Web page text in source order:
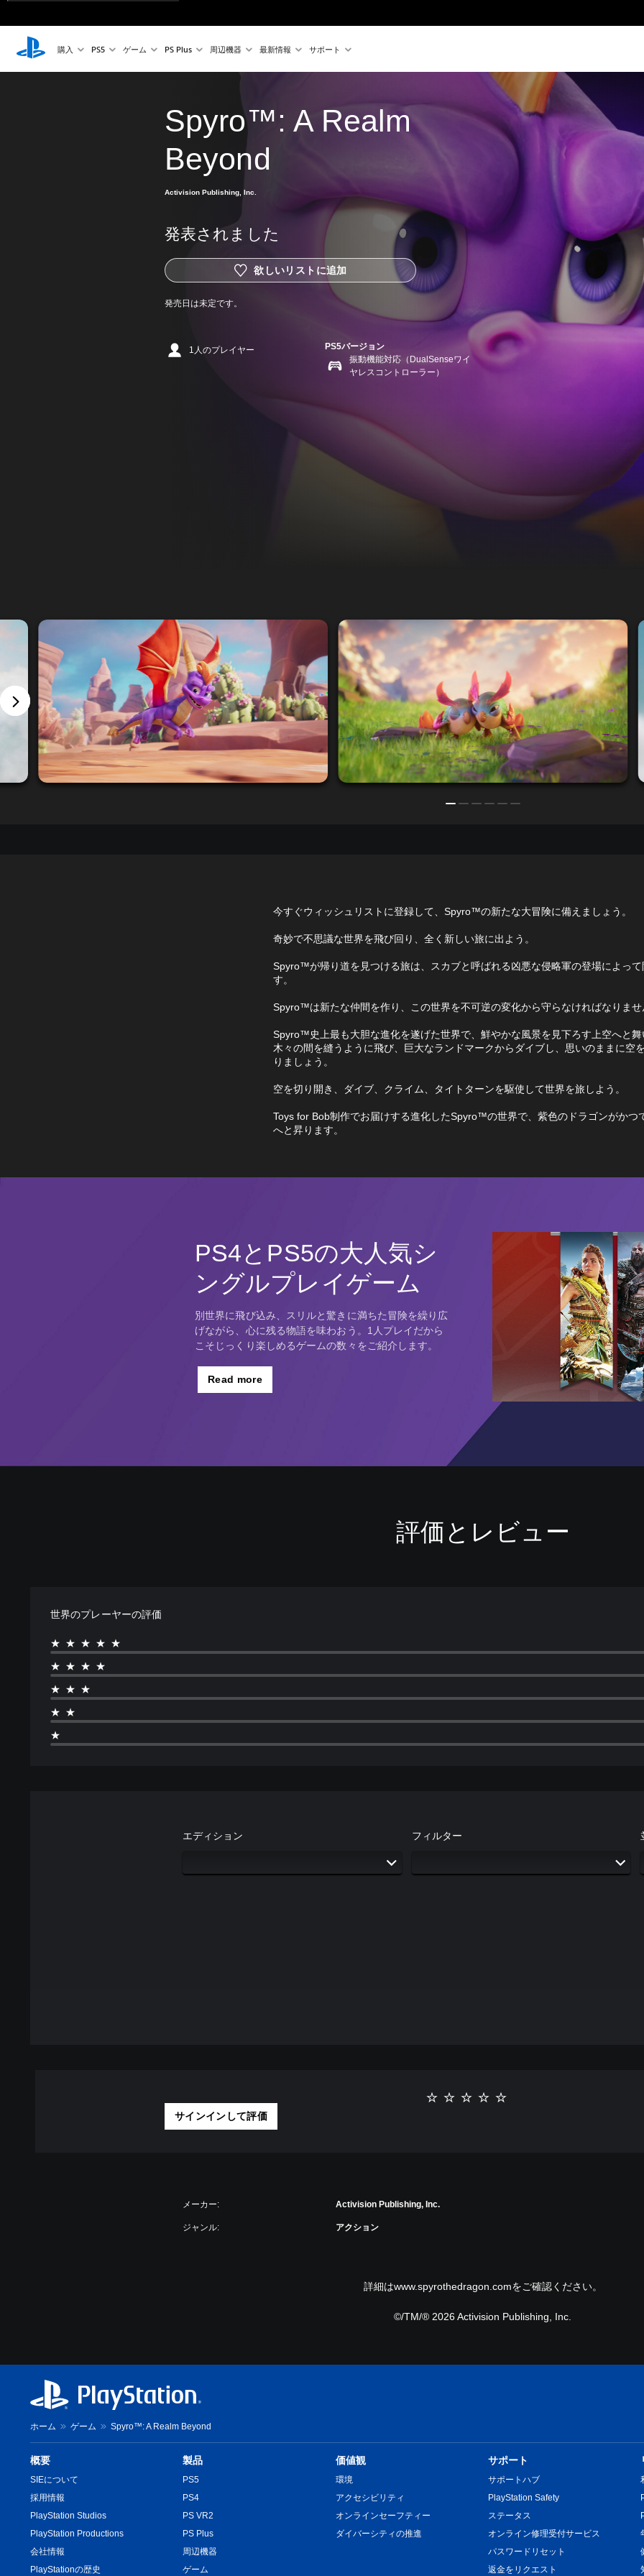
購入 PS5 ゲーム PS Plus 周辺機器 最新情報 サポート
Spyro™: A Realm
Beyond
Activision Publishing, Inc.
発表されました
欲しいリストに追加
発売日は未定です。
1人のプレイヤー
PS5バージョン
振動機能対応（DualSenseワイ
ヤレスコントローラー）
今すぐウィッシュリストに登録して、Spyro™の新たな大冒険に備えましょう。
奇妙で不思議な世界を飛び回り、全く新しい旅に出よう。
Spyro™が帰り道を見つける旅は、スカブと呼ばれる凶悪な侵略軍の登場によっ
す。
Spyro™は新たな仲間を作り、この世界を不可逆の変化から守らなければなりませ
Spyro™史上最も大胆な進化を遂げた世界で、鮮やかな風景を見下ろす上空へと
木々の間を縫うように飛び、巨大なランドマークからダイブし、思いのままに空
りましょう。
空を切り開き、ダイブ、クライム、タイトターンを駆使して世界を旅しよう。
Toys for Bob制作でお届けする進化したSpyro™の世界で、紫色のドラゴンがかつ
へと昇ります。
PS4とPS5の大人気シ
ングルプレイゲーム
別世界に飛び込み、スリルと驚きに満ちた冒険を繰り広
げながら、心に残る物語を味わおう。1人プレイだから
こそじっくり楽しめるゲームの数々をご紹介します。
Read more
評価とレビュー
世界のプレーヤーの評価
★★★★★
★★★★
★★★
★★
★
エディション フィルター
サインインして評価
メーカー: Activision Publishing, Inc.
ジャンル: アクション
詳細はwww.spyrothedragon.comをご確認ください。
©/TM/® 2026 Activision Publishing, Inc.
ホーム ゲーム Spyro™: A Realm Beyond
概要
SIEについて
採用情報
PlayStation Studios
PlayStation Productions
会社情報
PlayStationの歴史
製品
PS5
PS4
PS VR2
PS Plus
周辺機器
ゲーム
価値観
環境
アクセシビリティ
オンラインセーフティー
ダイバーシティの推進
サポート
サポートハブ
PlayStation Safety
ステータス
オンライン修理受付サービス
パスワードリセット
返金をリクエスト